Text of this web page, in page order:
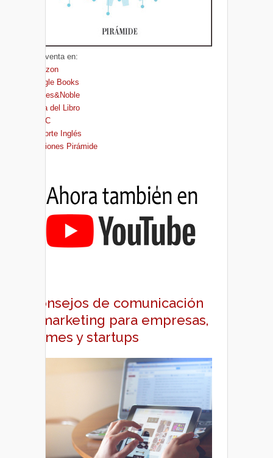
A la venta en:
Amazon
Google Books
Barnes&Noble
Casa del Libro
FNAC
El Corte Inglés
Ediciones Pirámide
Consejos de comunicación
y marketing para empresas,
pymes y startups